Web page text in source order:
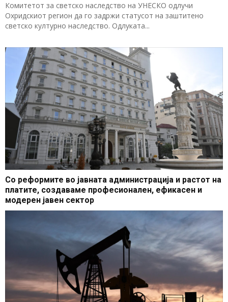
Комитетот за светско наследство на УНЕСКО одлучи
Охридскиот регион да го задржи статусот на заштитено
светско културно наследство. Одлуката...
Со реформите во јавната администрација и растот на
платите, создаваме професионален, ефикасен и
модерен јавен сектор